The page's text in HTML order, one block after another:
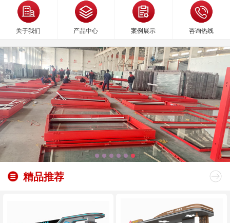
关于我们 产品中心 案例展示 咨询热线
精品推荐